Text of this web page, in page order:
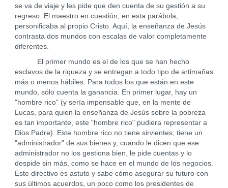
se va de viaje y les pide que den cuenta de su gestión a su
regreso. El maestro en cuestión, en esta parábola,
personificaba al propio Cristo. Aquí, la enseñanza de Jesús
contrasta dos mundos con escalas de valor completamente
diferentes.
El primer mundo es el de los que se han hecho
esclavos de la riqueza y se entregan a todo tipo de artimañas
más o menos hábiles. Para todos los que están en este
mundo, sólo cuenta la ganancia. En primer lugar, hay un
"hombre rico" (y sería impensable que, en la mente de
Lucas, para quien la enseñanza de Jesús sobre la pobreza
es tan importante, este "hombre rico" pudiera representar a
Dios Padre). Este hombre rico no tiene sirvientes; tiene un
"administrador" de sus bienes y, cuando le dicen que ese
administrador no los gestiona bien, le pide cuentas y lo
despide sin más, como se hace en el mundo de los negocios.
Este directivo es astuto y sabe cómo asegurar su futuro con
sus últimos acuerdos, un poco como los presidentes de